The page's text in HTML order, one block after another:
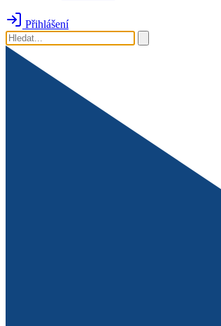
Přihlášení